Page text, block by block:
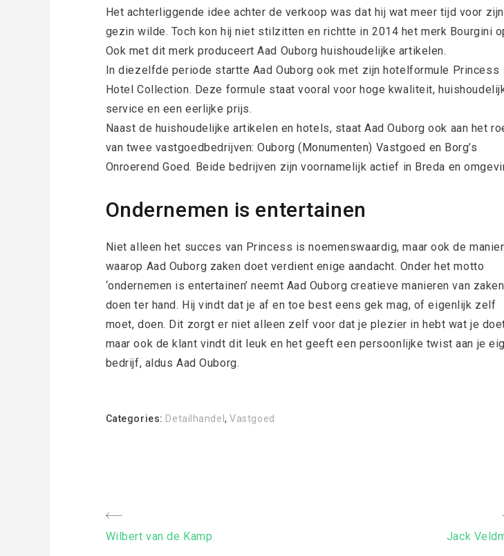
Het achterliggende idee achter de verkoop was dat hij wat meer tijd voor zijn
gezin wilde. Toch kon hij niet stilzitten en richtte in 2014 het merk Bourgini
Ook met dit merk produceert Aad Ouborg huishoudelijke artikelen.
In diezelfde periode startte Aad Ouborg ook met zijn hotelformule Princess
Hotel Collection. Deze formule staat vooral voor hoge kwaliteit,
service en een eerlijke prijs.
Naast de huishoudelijke artikelen en hotels, staat Aad Ouborg ook aan het
van twee vastgoedbedrijven: Ouborg (Monumenten) Vastgoed en Borg’s
Onroerend Goed. Beide bedrijven zijn voornamelijk actief in Breda en
Ondernemen is entertainen
Niet alleen het succes van Princess is noemenswaardig, maar ook de manier
waarop Aad Ouborg zaken doet verdient enige aandacht. Onder het motto
‘ondernemen is entertainen’ neemt Aad Ouborg creatieve manieren van zaken
doen ter hand. Hij vindt dat je af en toe best eens gek mag, of eigenlijk zelf
moet, doen. Dit zorgt er niet alleen zelf voor dat je plezier in hebt wat je
maar ook de klant vindt dit leuk en het geeft een persoonlijke twist aan je
bedrijf, aldus Aad Ouborg.
Categories: Detailhandel,Vastgoed
Bericht
Previous
Wilbert van de Kamp
Next
Jack